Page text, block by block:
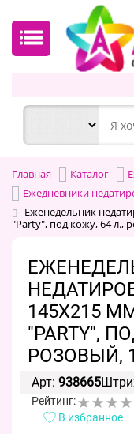
Главная Каталог
Ежедневники
Еженедельник
"Party", под кожу, 64 л.,
145Х215
"PARTY",
РОЗОВЫЙ,
Арт: 938665
Рейтинг:
В избранное